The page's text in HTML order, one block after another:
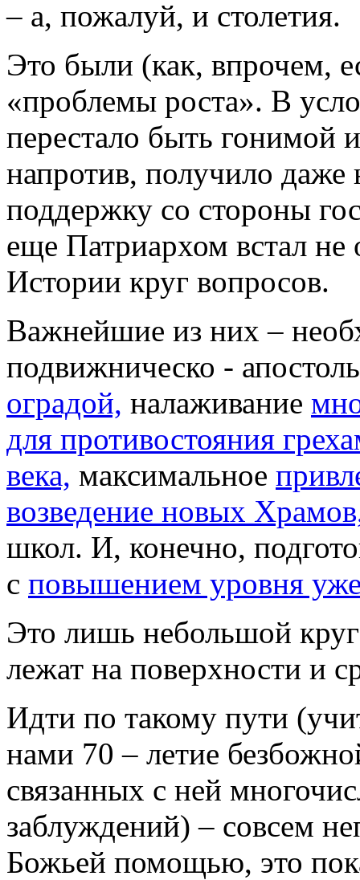
– а, пожалуй, и столетия.
Это были (как, впрочем,
«проблемы роста». В
перестало быть гонимой
напротив, получило
поддержку со стороны
еще Патриархом встал
Истории круг вопросов.
Важнейшие из них –
подвижническо -
оградой, налаживание
для противостояния
века, максимальное
возведение новых
школ. И, конечно,
с повышением уровня
Это лишь небольшой
лежат на поверхности и
Идти по такому пути
нами 70 – летие
связанных с ней
заблуждений) – совсем
Божьей помощью, это